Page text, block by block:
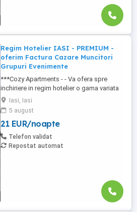
Regim Hotelier IASI - PREMIUM -
oferim Factura Cazare Muncitori
Grupuri Evenimente
***Cozy Apartments - - Va ofera spre
inchiriere in regim hotelier o gama variata
de apartamente si garsoniere situate in
puncte cheie ale orasului doar in
complexe rezidentiale noi: *Zona Palas
Mall - Centru - Complex Lazar Residence;
*Zona Palas Mall - Centru Complex Q
Residence; *Zona Palas Mall - ...
Iasi, Iasi
5 august
21 EUR/noapte
Telefon validat
Repostat automat